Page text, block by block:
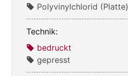
Polyvinylchlorid (Platte)
Technik:
bedruckt
gepresst